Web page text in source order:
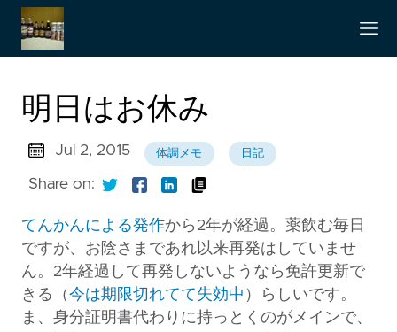
明日はお休み
Jul 2, 2015 体調メモ 日記
Share on:
てんかんによる発作から2年が経過。薬飲む毎日
ですが、お陰さまであれ以来再発はしていませ
ん。2年経過して再発しないようなら免許更新で
きる（今は期限切れてて失効中 ）らしいです。
ま、身分証明書代わりに持っとくのがメインで、